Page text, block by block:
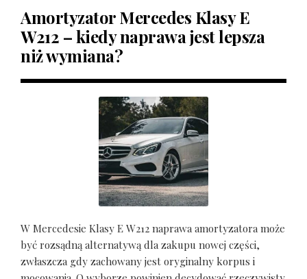
Amortyzator Mercedes Klasy E
W212 – kiedy naprawa jest lepsza
niż wymiana?
W Mercedesie Klasy E W212 naprawa amortyzatora może
być rozsądną alternatywą dla zakupu nowej części,
zwłaszcza gdy zachowany jest oryginalny korpus i